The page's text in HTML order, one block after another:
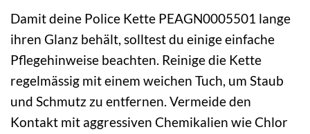
Damit deine Police Kette PEAGN0005501 lange
ihren Glanz behält, solltest du einige einfache
Pflegehinweise beachten. Reinige die Kette
regelmässig mit einem weichen Tuch, um Staub
und Schmutz zu entfernen. Vermeide den
Kontakt mit aggressiven Chemikalien wie Chlor